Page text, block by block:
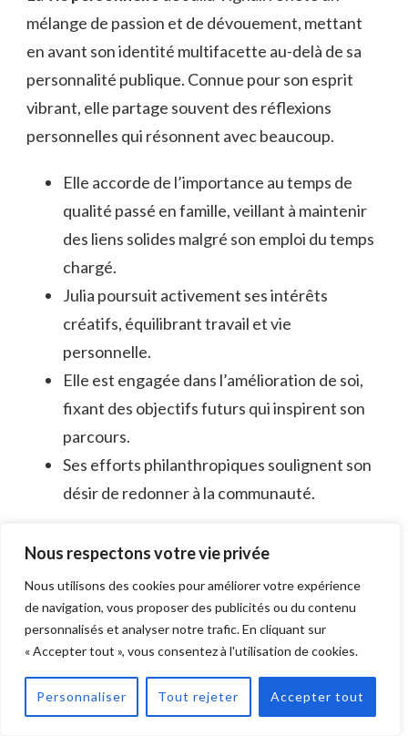
Nous respectons votre vie privée
Nous utilisons des cookies pour améliorer votre expérience
de navigation, vous proposer des publicités ou du contenu
personnalisés et analyser notre trafic. En cliquant sur
« Accepter tout », vous consentez à l'utilisation de cookies.
Personnaliser Tout rejeter Accepter tout
mélange de passion et de dévouement, mettant
en avant son identité multifacette au-delà de sa
personnalité publique. Connue pour son esprit
vibrant, elle partage souvent des réflexions
personnelles qui résonnent avec beaucoup.
Elle accorde de l’importance au temps de
qualité passé en famille, veillant à maintenir
des liens solides malgré son emploi du temps
chargé.
Julia poursuit activement ses intérêts
créatifs, équilibrant travail et vie
personnelle.
Elle est engagée dans l’amélioration de soi,
fixant des objectifs futurs qui inspirent son
parcours.
Ses efforts philanthropiques soulignent son
désir de redonner à la communauté.
À travers ces aspects, Julia met en avant
favoriser sa croissance personnelle, faisant d’elle
une figure inspirante, tant à l’écran qu’en dehors.
Le rôle d’une personnalité
publique pendant la